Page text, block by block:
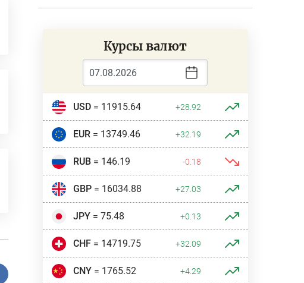
Курсы валют
USD= 11915.64 +28.92
EUR= 13749.46 +32.19
RUB= 146.19 -0.18
GBP= 16034.88 +27.03
JPY= 75.48 +0.13
CHF= 14719.75 +32.09
CNY= 1765.52 +4.29